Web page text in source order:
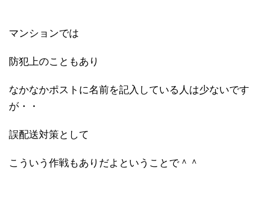
マンションでは
防犯上のこともあり
なかなかポストに名前を記入している人は少ないです
が・・
誤配送対策として
こういう作戦もありだよということで＾＾